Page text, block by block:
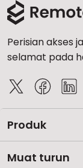
Perisian akses
selamat pada
Produk
Muat turun